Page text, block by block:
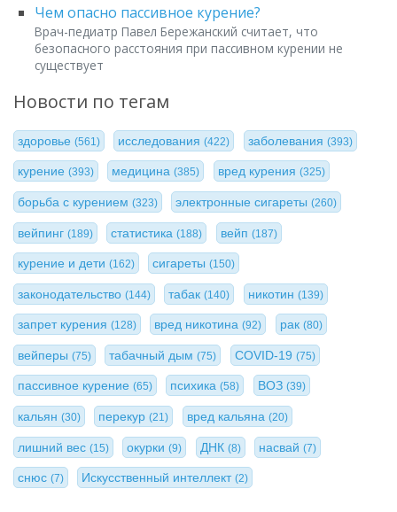
Чем опасно пассивное курение?
Врач-педиатр Павел Бережанский считает, что
безопасного расстояния при пассивном курении не
существует
Новости по тегам
здоровье (561) исследования(422) заболевания (393)
курение (393) медицина(385) вред курения (325)
борьба с курением (323) электронные сигареты(260)
вейпинг (189) статистика(188) вейп (187)
курение и дети (162) сигареты(150)
законодательство (144) табак(140) никотин (139)
запрет курения (128) вред никотина(92) рак (80)
вейперы (75) табачный дым(75) COVID-19 (75)
пассивное курение (65) психика(58) ВОЗ (39)
кальян (30) перекур(21) вред кальяна (20)
лишний вес (15) окурки(9) ДНК (8) насвай(7)
снюс (7) Искусственный интеллект(2)